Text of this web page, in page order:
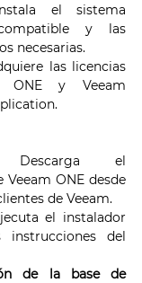
el sistema
y las
necesarias.
las licencias
ONE y Veeam
el
Veeam ONE desde
de Veeam.
el instalador
del
de la base de